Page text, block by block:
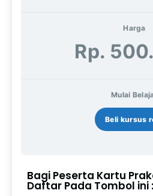
Harga
Rp.
Mulai
Beli kursus
Bagi Peserta Kartu
Daftar Pada Tombol ini :